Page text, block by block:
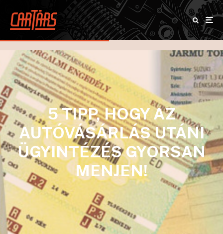
5 TIPP, HOGY AZ
AUTÓVÁSÁRLÁS UTÁNI
ÜGYINTÉZÉS GYORSAN
MENJEN!